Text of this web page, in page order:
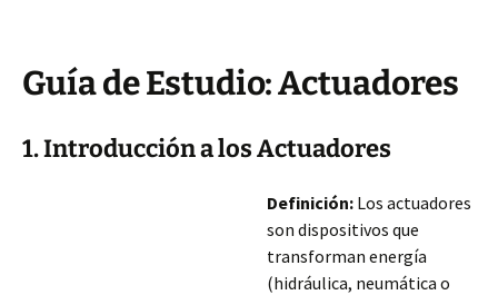
Guía de Estudio: Actuadores
1. Introducción a los Actuadores
Definición: Los actuadores
son dispositivos que
transforman energía
(hidráulica, neumática o